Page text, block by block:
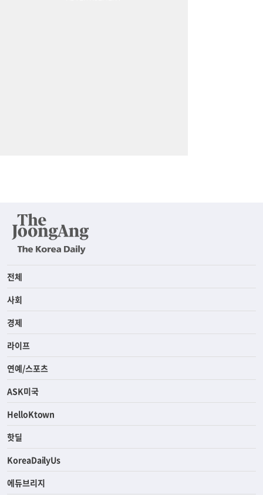
전체
사회
경제
라이프
연예/스포츠
ASK미국
HelloKtown
핫딜
KoreaDailyUs
에듀브리지